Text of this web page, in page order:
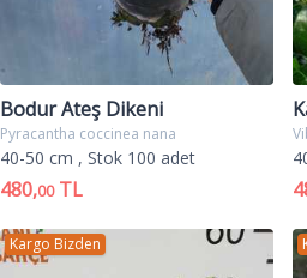
Bodur Ateş Dikeni
Pyracantha coccinea nana
40-50 cm , Stok 100 adet
480,00TL
Kargo Bizden